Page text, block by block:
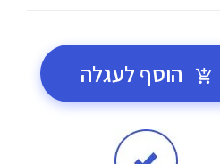
הוסף לעגלה